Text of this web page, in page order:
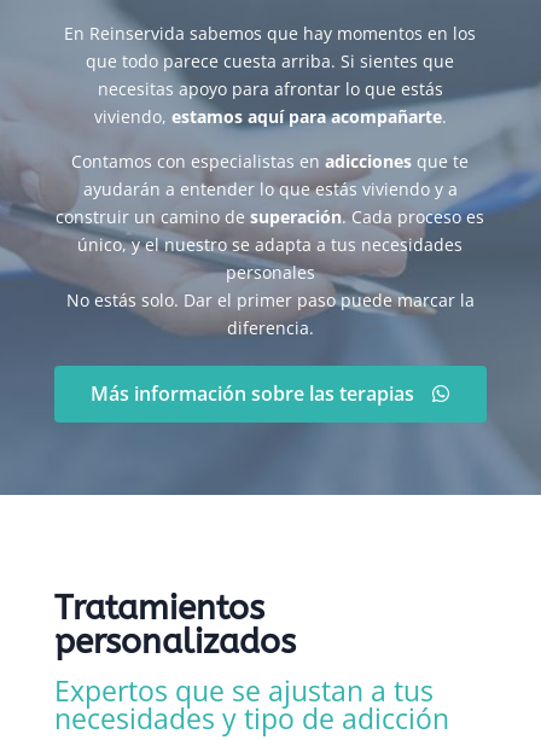
En Reinservida sabemos que hay momentos en los
que todo parece cuesta arriba. Si sientes que
necesitas apoyo para afrontar lo que estás
viviendo, estamos aquí para acompañarte.
Contamos con especialistas enadicciones que te
ayudarán a entender lo que estás viviendo y a
construir un camino desuperación. Cada proceso es
único, y el nuestro se adapta a tus necesidades
personales
No estás solo. Dar el primer paso puede marcar la
diferencia.
Más información sobre las terapias
Tratamientos
personalizados
Expertos que se ajustan a tus
necesidades y tipo de adicción